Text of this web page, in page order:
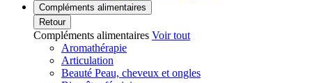
Compléments alimentaires
Retour
Compléments alimentaires Voir tout
Aromathérapie
Articulation
Beauté Peau, cheveux et ongles